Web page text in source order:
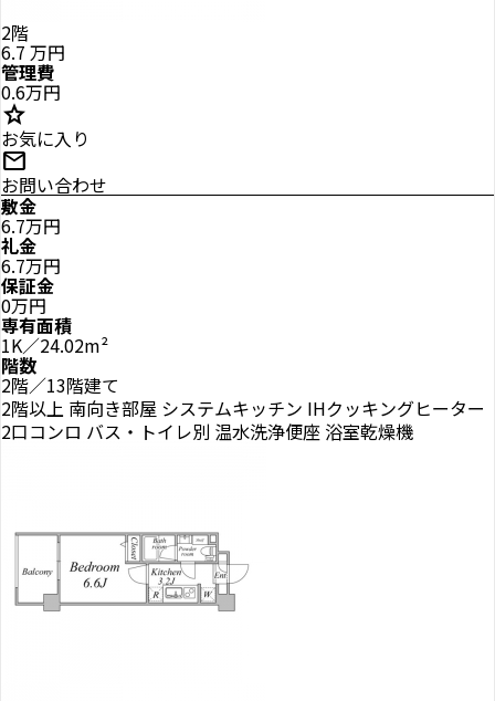
2階
6.7 万円
管理費
0.6万円
star
お気に入り
mail
お問い合わせ
敷金
6.7万円
礼金
6.7万円
保証金
0万円
専有面積
1K／24.02m²
階数
2階／13階建て
2階以上 南向き部屋 システムキッチン IHクッキングヒーター
2口コンロ バス・トイレ別 温水洗浄便座 浴室乾燥機